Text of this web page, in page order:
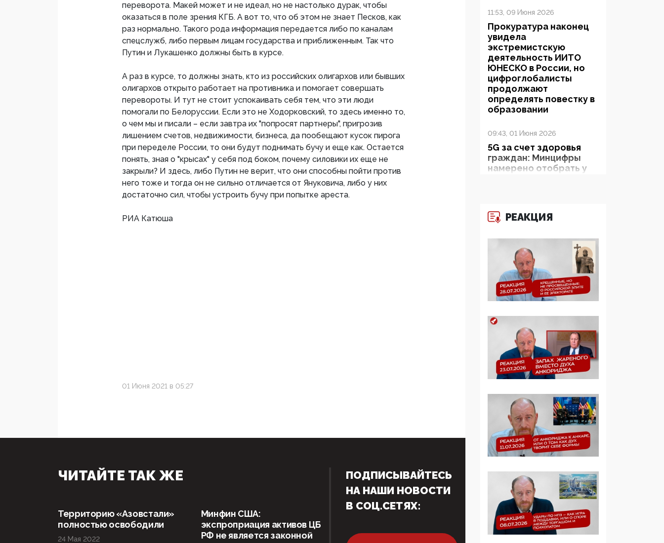
переворота. Макей может и не идеал, но не настолько дурак, чтобы
оказаться в поле зрения КГБ. А вот то, что об этом не знает Песков, как
раз нормально. Такого рода информация передается либо по каналам
спецслужб, либо первым лицам государства и приближенным. Так что
Путин и Лукашенко должны быть в курсе.
А раз в курсе, то должны знать, кто из российских олигархов или бывших
олигархов открыто работает на противника и помогает совершать
перевороты. И тут не стоит успокаивать себя тем, что эти люди
помогали по Белоруссии. Если это не Ходорковский, то здесь именно то,
о чем мы и писали – если завтра их "попросят партнеры", пригрозив
лишением счетов, недвижимости, бизнеса, да пообещают кусок пирога
при переделе России, то они будут поднимать бучу и еще как. Остается
понять, зная о "крысах" у себя под боком, почему силовики их еще не
закрыли? И здесь, либо Путин не верит, что они способны пойти против
него тоже и тогда он не сильно отличается от Януковича, либо у них
достаточно сил, чтобы устроить бучу при попытке ареста.
РИА Катюша
01 Июня 2021 в 05:27
11:53, 09 Июня 2026
Прокуратура наконец
увидела
экстремистскую
деятельность ИИТО
ЮНЕСКО в России, но
цифроглобалисты
продолжают
определять повестку в
образовании
09:43, 01 Июня 2026
5G за счет здоровья
граждан: Минцифры
намерено отобрать у
и социальные объекты
от ЭМИ
Роскомнадзор
освободили от борца с
деструктивным и
опасным контентом
Манифест против
семьи и традиционных
ценностей: «Новые
люди» поднимают
электорат феминисток
на битву с
05:08, 15 Мая 2026
Эзотерика,
инфоцыганство и
лженаука под ширмой
защиты традиционных
ценностей: кто и с чем
выступал на форуме
«Россия 809. Традиции
будущего»
09:40, 06 Мая 2026
РЕАКЦИЯ
ЧИТАЙТЕ ТАК ЖЕ
Территорию «Азовстали»
полностью освободили
24 Мая 2022
Минфин США:
экспроприация активов ЦБ
РФ не является законной
ПОДПИСЫВАЙТЕСЬ
НА НАШИ НОВОСТИ
В СОЦ.СЕТЯХ: